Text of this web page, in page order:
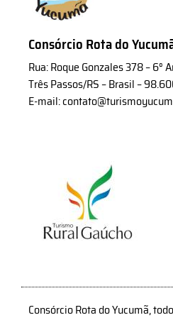
Consórcio Rota do
Rua: Roque Gonzales 378 – 6°
Três Passos/RS – Brasil –
E-mail:
Consórcio Rota do Yucumã,